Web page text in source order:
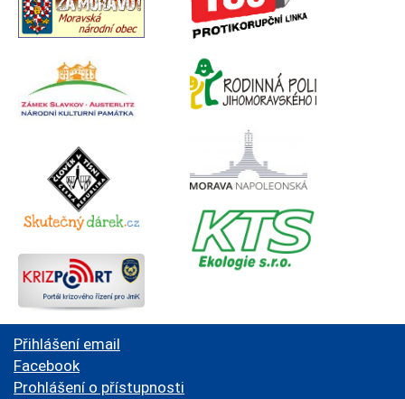
Přihlášení email
Facebook
Prohlášení o přístupnosti